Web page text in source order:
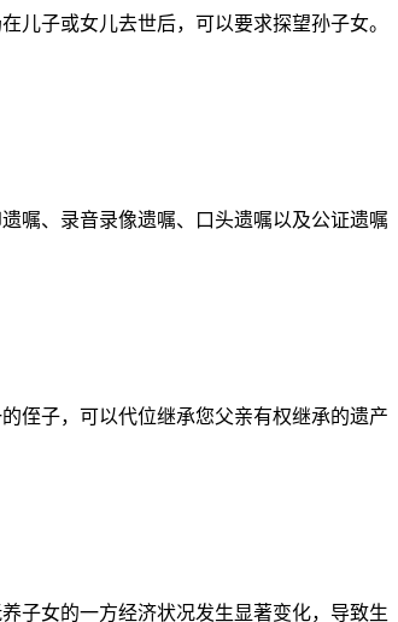
儿子或女儿去世后，可以要求探望孙子女。
嘱、录音录像遗嘱、口头遗嘱以及公证遗嘱
侄子，可以代位继承您父亲有权继承的遗产
子女的一方经济状况发生显著变化，导致生